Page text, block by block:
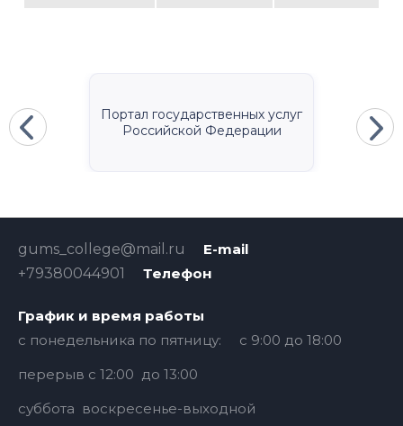
Портал государственных услуг
Российской Федерации
E-mail
gums_college@mail.ru
Телефон
+79380044901
График и время работы
с понедельника по пятницу: с 9:00 до 18:00
перерыв с 12:00 до 13:00
суббота воскресенье-выходной